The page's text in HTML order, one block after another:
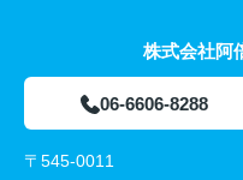
株式会社阿
06-6606-8288
〒545-0011